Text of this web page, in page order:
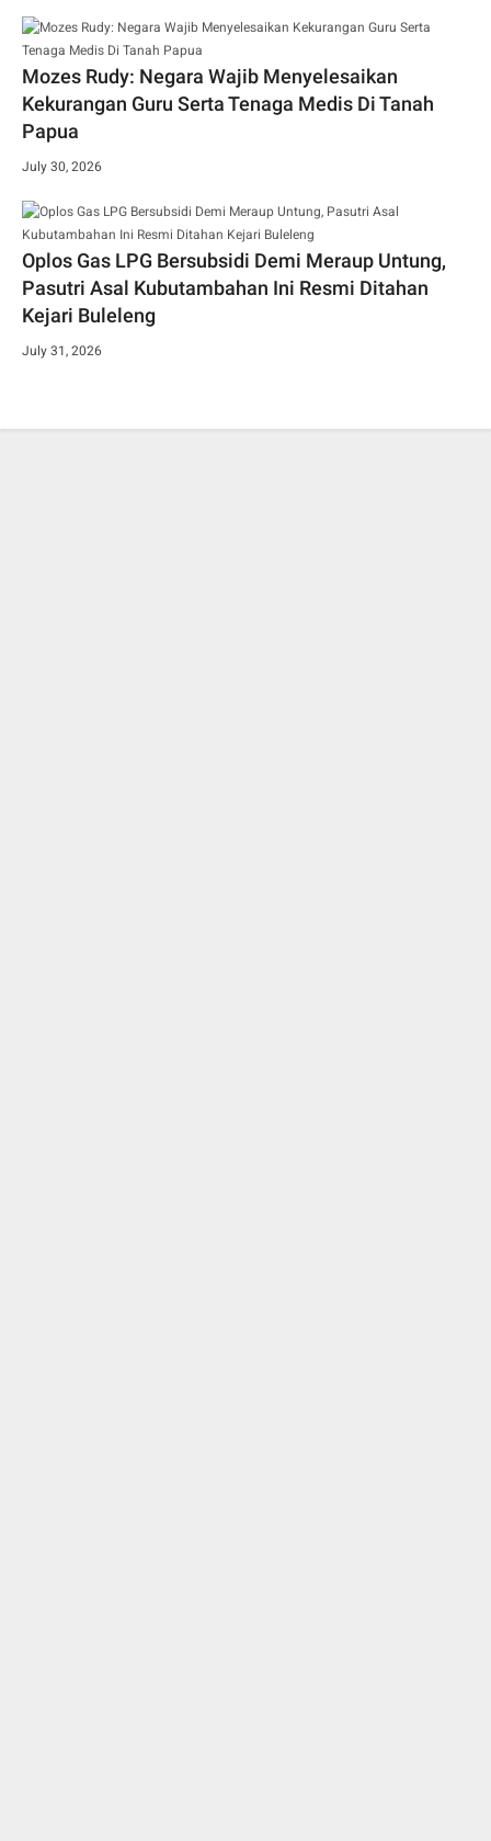
Mozes Rudy: Negara Wajib Menyelesaikan
Kekurangan Guru Serta Tenaga Medis Di Tanah
Papua
July 30, 2026
Oplos Gas LPG Bersubsidi Demi Meraup Untung,
Pasutri Asal Kubutambahan Ini Resmi Ditahan
Kejari Buleleng
July 31, 2026